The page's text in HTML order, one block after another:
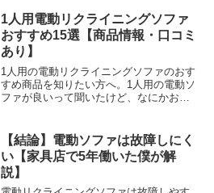
ァにはどんな商品があるのか、ついでに
知りたい。と考えて...
1人用電動リクライニングソファ
おすすめ15選【商品情報・口コミ
あり】
1人用の電動リクライニングソファのおす
すめ商品を知りたい方へ。1人用の電動ソ
ファが良いって聞いたけど、なにかおす
に知りたい。と考えていませんか？✔︎ 本
記事の内容 ※...
【結論】電動ソファは故障しにく
い【家具店で5年働いた僕が解
説】